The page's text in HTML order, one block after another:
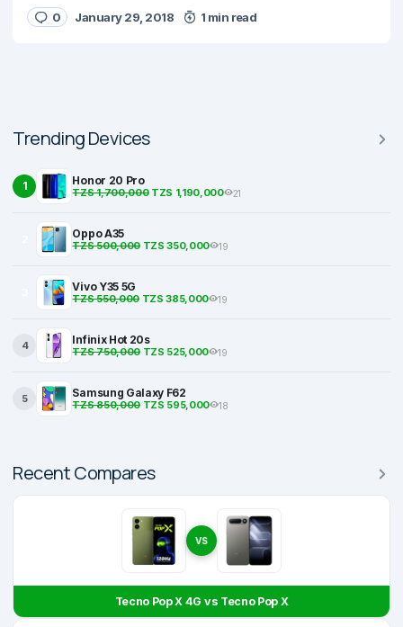
0 January 29, 2018 1 min read
Trending Devices
1 Honor 20 Pro
TZS 1,700,000TZS 1,190,000 21
Oppo A35
TZS 500,000TZS 350,000 19
Vivo Y35 5G
TZS 550,000TZS 385,000 19
4 Infinix Hot 20s
TZS 750,000TZS 525,000 19
5 Samsung Galaxy F62
TZS 850,000TZS 595,000 18
Recent Compares
VS
Tecno Pop X 4G vs Tecno Pop X